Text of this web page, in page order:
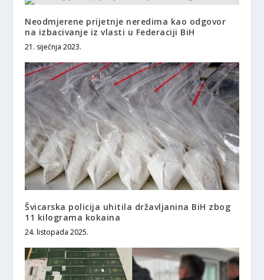
Neodmjerene prijetnje neredima kao odgovor
na izbacivanje iz vlasti u Federaciji BiH
21. siječnja 2023.
Švicarska policija uhitila državljanina BiH zbog
11 kilograma kokaina
24. listopada 2025.